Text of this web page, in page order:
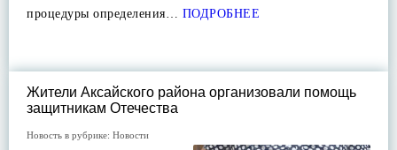
процедуры определения… ПОДРОБНЕЕ
Жители Аксайского района организовали помощь
защитникам Отечества
Новость в рубрике: Новости